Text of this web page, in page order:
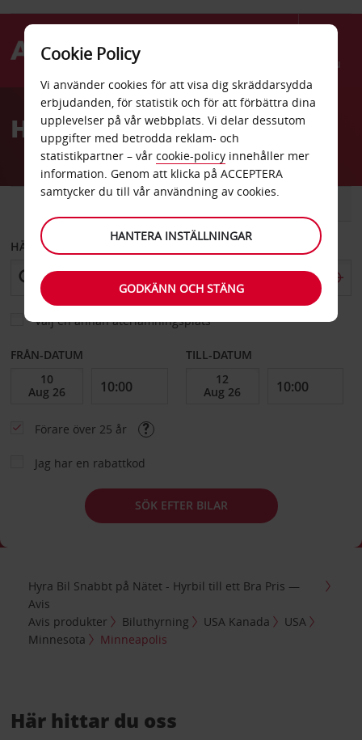
Menu
AvisHyrbil Minneapolis
BIL
HÄMTA FRÅN
Välj en annan återlämningsplats
FRÅN-DATUM TILL-DATUM
Förare över 25 år
Jag har en rabattkod
SÖK EFTER BILAR
Hyra Bil Snabbt på Nätet - Hyrbil till ett Bra Pris —
Avis
Avis produkter
Biluthyrning USA Kanada
USA
Minnesota
Minneapolis
Här hittar du oss
Cookie Policy
Vi använder cookies för att visa dig skräddarsydda
erbjudanden, för statistik och för att förbättra dina
upplevelser på vår webbplats. Vi delar dessutom
uppgifter med betrodda reklam- och
statistikpartner – vår cookie-policy innehåller mer
information. Genom att klicka på ACCEPTERA
samtycker du till vår användning av cookies.
HANTERA INSTÄLLNINGAR
GODKÄNN OCH STÄNG